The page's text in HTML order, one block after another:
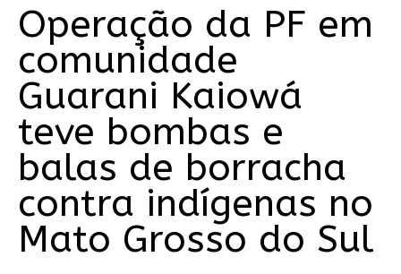
Operação da PF em
comunidade
Guarani Kaiowá
teve bombas e
balas de borracha
contra indígenas no
Mato Grosso do Sul